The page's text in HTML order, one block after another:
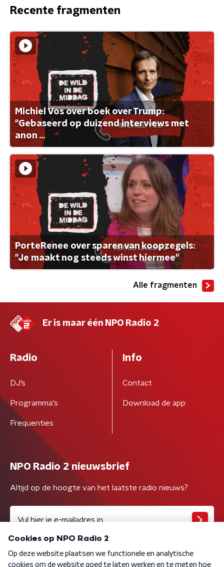
Recente fragmenten
Michiel Vos over boek over Trump:
"Gebaseerd op duizend interviews met
anon ...
PorteRenee over sparen van koopzegels:
"Je maakt nog steeds winst hiermee"
Alle fragmenten
Er is maar één NPO Radio 2
Radio
DJ’s
Programma's
Frequenties
Info
Contact
Download de app
NPO Radio 2 nieuwsbrief
Altijd op de hoogte van het laatste radio nieuws?